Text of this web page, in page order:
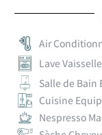
Air
Lave Vaisselle
Salle de Bain
Cuisine
Nespresso